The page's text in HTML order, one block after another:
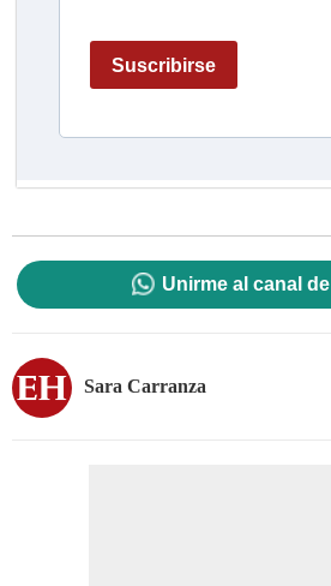
Unirme al canal
Sara Carranza